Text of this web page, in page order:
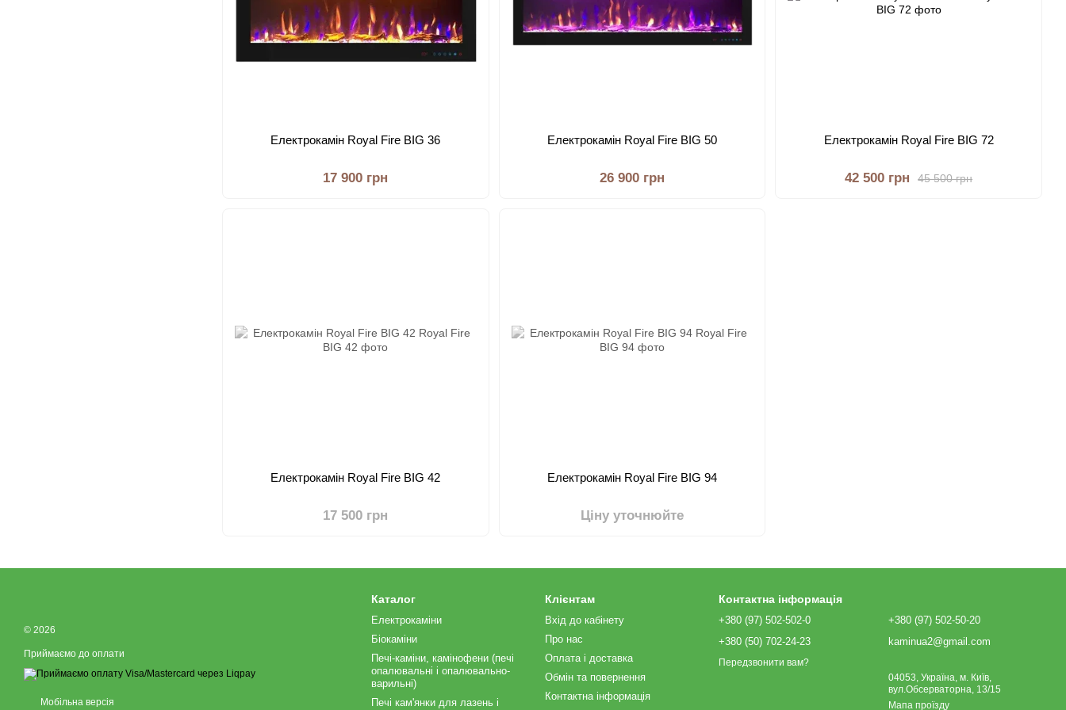
Електрокамін Royal Fire BIG 36
17 900 грн
Електрокамін Royal Fire BIG 50
26 900 грн
Електрокамін Royal Fire BIG 72
45 500 грн
42 500 грн
Електрокамін Royal Fire BIG 42
17 500 грн
Електрокамін Royal Fire BIG 94
Ціну уточнюйте
© 2026
Приймаємо до оплати
Мобільна версія
Каталог
Електрокаміни
Біокаміни
Печі-каміни, камінофени (печі
опалювальні і опалювально-
варильні)
Печі кам'янки для лазень і
Клієнтам
Вхід до кабінету
Про нас
Оплата і доставка
Обмін та повернення
Контактна інформація
Контактна інформація
+380 (97) 502-502-0
+380 (50) 702-24-23
Передзвонити вам?
+380 (97) 502-50-20
kaminua2@gmail.com
04053, Україна, м. Київ,
вул.Обсерваторна, 13/15
Мапа проїзду